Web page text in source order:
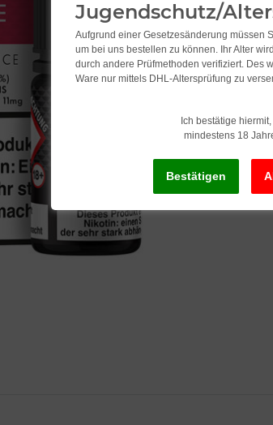
Jugendschutz/
Aufgrund einer Gesetzesänderung müssen
um bei uns bestellen zu können. Ihr Alter
durch andere Prüfmethoden verifiziert. Des
Ware nur mittels DHL-Altersprüfung zu
Ich bestätige
mindestens 18